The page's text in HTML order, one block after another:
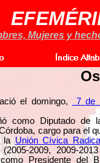
Mujeres y
el domingo,
7 de
como Diputado de
cargo para el
la Unión Cívica
2009, 2009-
Presidente del